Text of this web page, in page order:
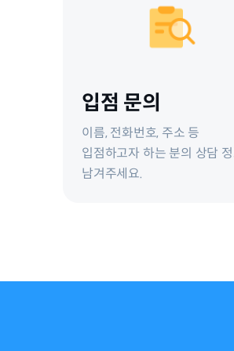
입점 문의
이름, 전화번호, 주소 등
입점하고자 하는 분의 상담
남겨주세요.